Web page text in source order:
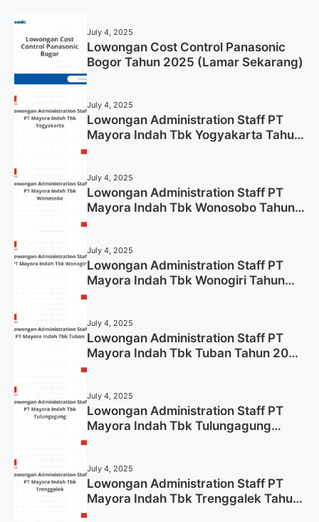
July 4, 2025
Lowongan Cost Control Panasonic
Bogor Tahun 2025 (Lamar Sekarang)
July 4, 2025
Lowongan Administration Staff PT
Mayora Indah Tbk Yogyakarta Tahun
July 4, 2025
Lowongan Administration Staff PT
Mayora Indah Tbk Wonosobo Tahun
July 4, 2025
Lowongan Administration Staff PT
Mayora Indah Tbk Wonogiri Tahun
July 4, 2025
Lowongan Administration Staff PT
Mayora Indah Tbk Tuban Tahun 2025
July 4, 2025
Lowongan Administration Staff PT
Mayora Indah Tbk Tulungagung
July 4, 2025
Lowongan Administration Staff PT
Mayora Indah Tbk Trenggalek Tahun